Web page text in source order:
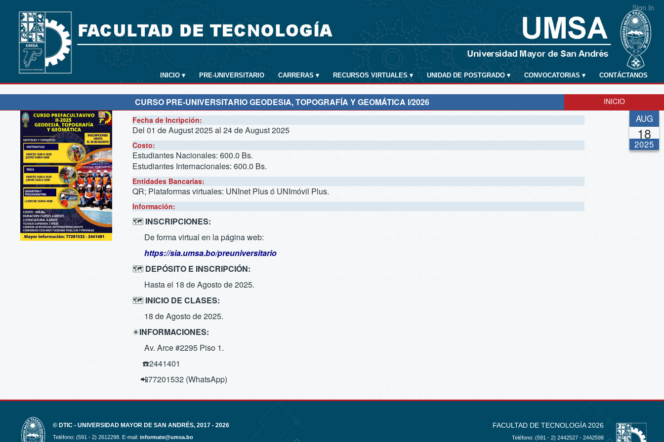
Sign In
INICIO ▾ PRE-UNIVERSITARIO CARRERAS ▾ RECURSOS VIRTUALES▾ UNIDAD DE POSTGRADO ▾ CONVOCATORIAS ▾ CONTÁCTANOS
CURSO PRE-UNIVERSITARIO GEODESIA, TOPOGRAFÍA Y GEOMÁTICA I/2026 INICIO
AUG
18
2025
Fecha de Incripción:
Del 01 de August 2025 al 24 de August 2025
Costo:
Estudiantes Nacionales: 600.0 Bs.
Estudiantes Internacionales: 600.0 Bs.
Entidades Bancarias:
QR; Plataformas virtuales: UNInet Plus ó UNImóvil Plus.
Información:
🗺️ INSCRIPCIONES:
De forma virtual en la página web:
https://sia.umsa.bo/preuniversitario
🗺️ DEPÓSITO E INSCRIPCIÓN:
Hasta el 18 de Agosto de 2025.
🗺️ INICIO DE CLASES:
18 de Agosto de 2025.
✴️INFORMACIONES:
Av. Arce #2295 Piso 1.
☎️2441401
📲77201532 (WhatsApp)
© DTIC - UNIVERSIDAD MAYOR DE SAN ANDRÉS, 2017 - 2026
Teléfono: (591 - 2) 2612298. E-mail: informate@umsa.bo
FACULTAD DE TECNOLOGÍA 2026
Teléfono: (591 - 2) 2442527 - 2442598